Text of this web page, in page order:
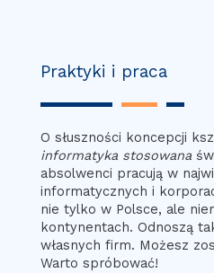
Praktyki i praca
O słuszności koncepcji
informatyka stosowana
absolwenci pracują w
informatycznych i
nie tylko w Polsce, ale
kontynentach. Odnoszą
własnych firm. Możesz
Warto spróbować!